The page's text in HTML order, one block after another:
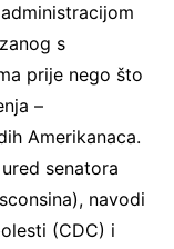
s
prije nego što
–
Amerikanaca.
senatora
navodi
(CDC) i